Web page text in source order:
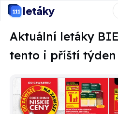
letáky
Aktuální letáky
tento i příští týden